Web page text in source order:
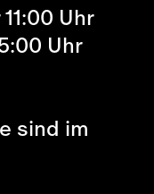
Uhr
Uhr
sind im